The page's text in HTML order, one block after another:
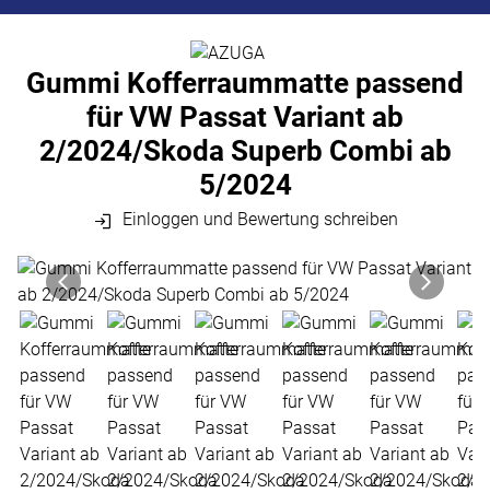
Gummi Kofferraummatte passend
für VW Passat Variant ab
2/2024/Skoda Superb Combi ab
5/2024
Einloggen und Bewertung schreiben
Produktgalerie
Zur Kaufbox springen